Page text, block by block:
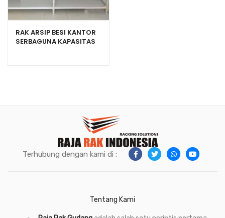
RAK ARSIP BESI KANTOR
SERBAGUNA KAPASITAS
Terhubung dengan kami di :
Tentang Kami